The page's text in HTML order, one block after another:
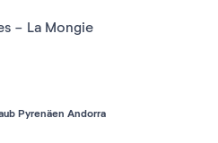
- La Mongie
Pyrenäen Andorra